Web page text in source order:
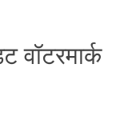
वॉटरमार्क